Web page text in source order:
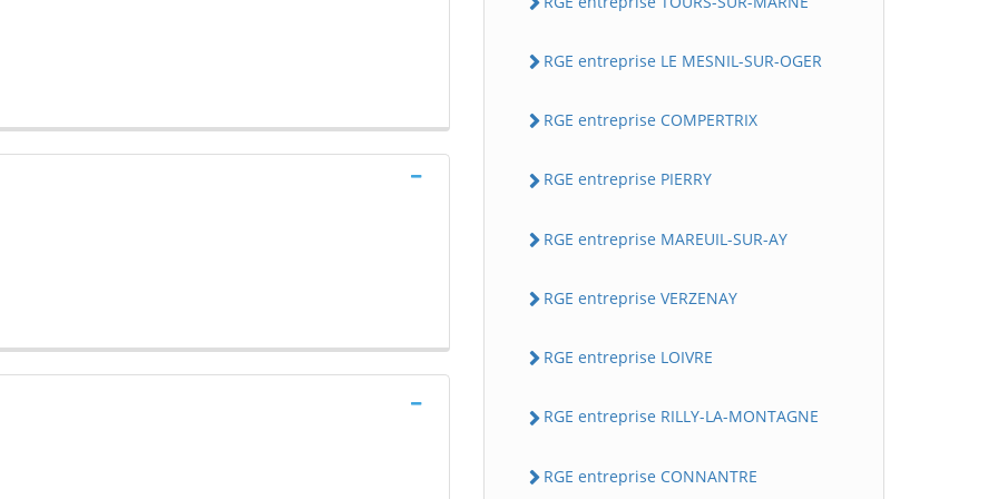
RGE entreprise LE MESNIL-SUR-OGER
RGE entreprise COMPERTRIX
RGE entreprise PIERRY
RGE entreprise MAREUIL-SUR-AY
RGE entreprise VERZENAY
RGE entreprise LOIVRE
RGE entreprise RILLY-LA-MONTAGNE
RGE entreprise CONNANTRE